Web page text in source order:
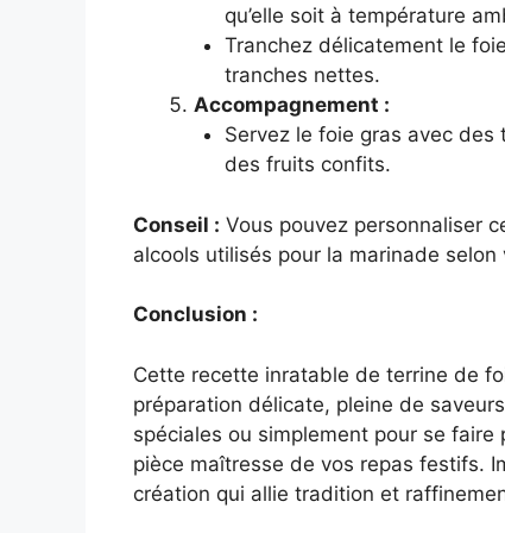
qu’elle soit à température
Tranchez délicatement le
tranches nettes.
Accompagnement :
Servez le foie gras avec
des fruits confits.
Conseil : Vous pouvez personnaliser
alcools utilisés pour la marinade selon
Conclusion :
Cette recette inratable de terrine de
préparation délicate, pleine de
spéciales ou simplement pour se
pièce maîtresse de vos repas festifs.
création qui allie tradition et